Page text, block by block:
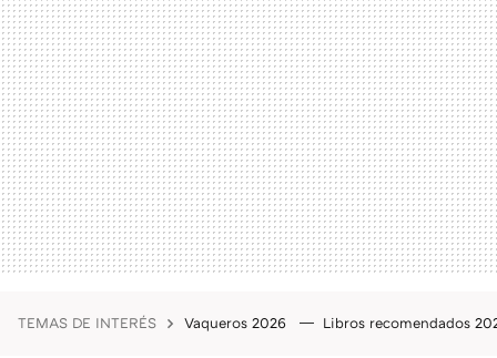
TEMAS DE INTERÉS Vaqueros 2026 Libros recomendados